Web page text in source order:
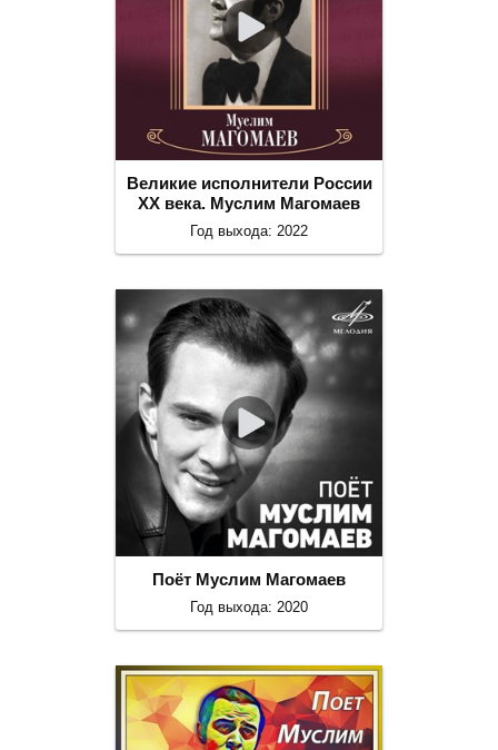
Великие исполнители России
ХХ века. Муслим Магомаев
Год выхода: 2022
Поёт Муслим Магомаев
Год выхода: 2020